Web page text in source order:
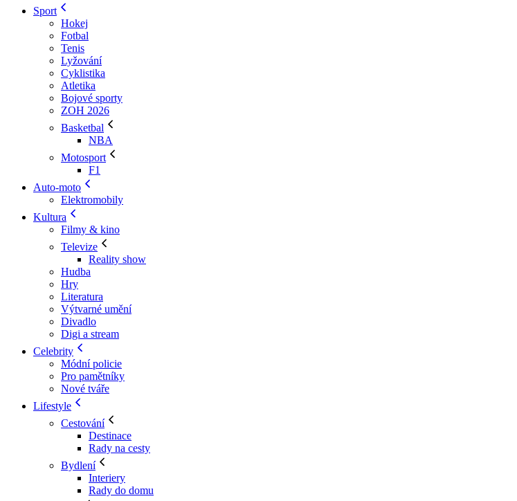
Sport
Hokej
Fotbal
Tenis
Lyžování
Cyklistika
Atletika
Bojové sporty
ZOH 2026
Basketbal
NBA
Motosport
F1
Auto-moto
Elektromobily
Kultura
Filmy & kino
Televize
Reality show
Hudba
Hry
Literatura
Výtvarné umění
Divadlo
Digi a stream
Celebrity
Módní policie
Pro pamětníky
Nové tváře
Lifestyle
Cestování
Destinace
Rady na cesty
Bydlení
Interiery
Rady do domu